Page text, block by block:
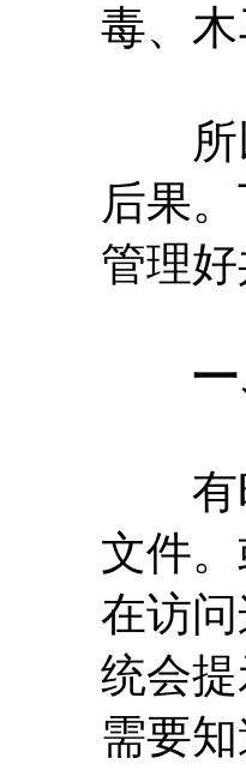
毒、
所以
后果
管理好
有时
文件
在访
统会
需要